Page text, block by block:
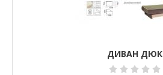
ДИВАН ДЮК